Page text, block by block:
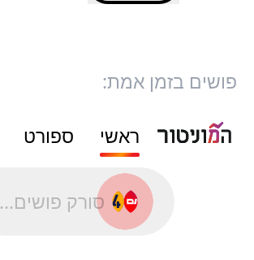
פושים בזמן אמת:
ראשי ספורט
סורק פושים...